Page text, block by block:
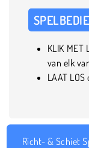
KLIK MET
van elk
LAAT
Richt- & Schiet